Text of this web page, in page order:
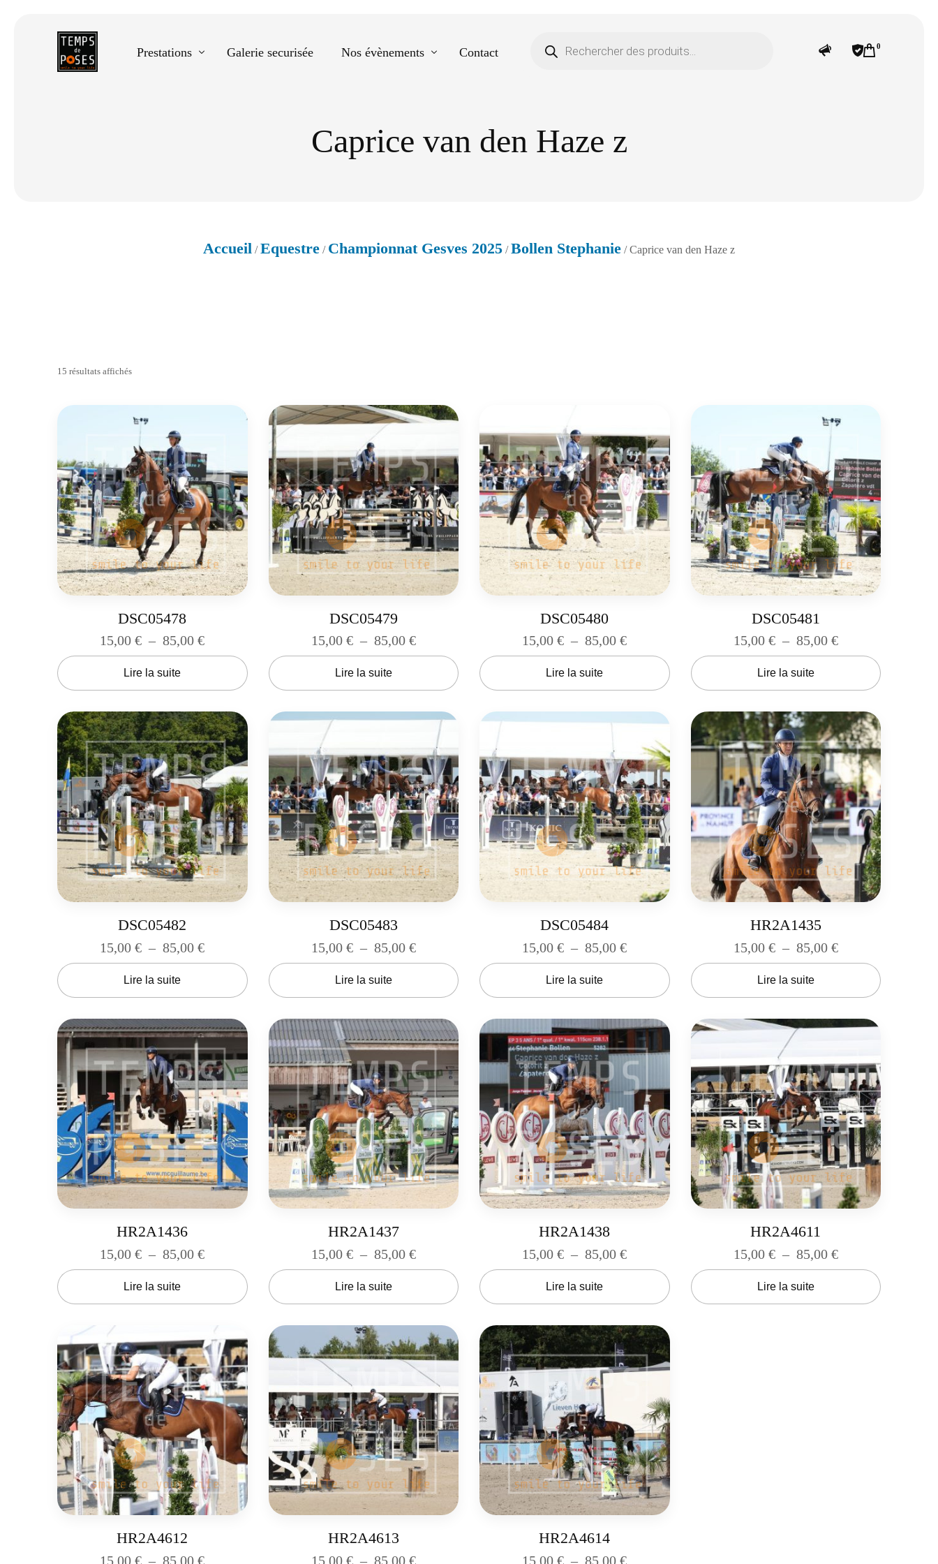
Prestations Galerie securisée Nos évènements
Equestre
Spectacle de danse
Contact 0
Caprice van den Haze z
Accueil /Equestre / Championnat Gesves 2025 /Bollen Stephanie / Caprice van den Haze z
15 résultats affichés
DSC05478
15,00€ – 85,00€
Lire la suite
DSC05479
15,00 € – 85,00 €
Lire la suite
DSC05480
15,00€ – 85,00€
Lire la suite
DSC05481
15,00 € – 85,00 €
Lire la suite
DSC05482
15,00€ – 85,00€
Lire la suite
DSC05483
15,00 € – 85,00 €
Lire la suite
DSC05484
15,00€ – 85,00€
Lire la suite
HR2A1435
15,00 € – 85,00 €
Lire la suite
HR2A1436
15,00€ – 85,00€
Lire la suite
HR2A1437
15,00 € – 85,00 €
Lire la suite
HR2A1438
15,00€ – 85,00€
Lire la suite
HR2A4611
15,00 € – 85,00 €
Lire la suite
HR2A4612
15,00€ – 85,00€
HR2A4613
15,00 € – 85,00 €
HR2A4614
15,00€ – 85,00€